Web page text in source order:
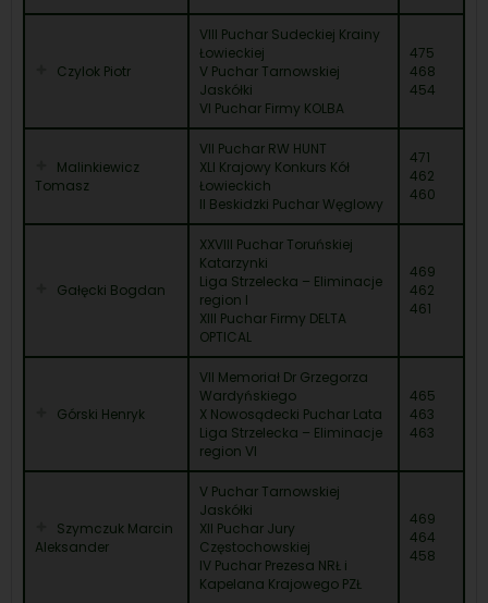
Czylok Piotr
VIII Puchar Sudeckiej Krainy
Łowieckiej
V Puchar Tarnowskiej
Jaskółki
VI Puchar Firmy KOLBA
475
468
454
Malinkiewicz
Tomasz
VII Puchar RW HUNT
XLI Krajowy Konkurs Kół
Łowieckich
II Beskidzki Puchar Węglowy
471
462
460
Gałęcki Bogdan
XXVIII Puchar Toruńskiej
Katarzynki
Liga Strzelecka – Eliminacje
region I
XIII Puchar Firmy DELTA
OPTICAL
469
462
461
Górski Henryk
VII Memoriał Dr Grzegorza
Wardyńskiego
X Nowosądecki Puchar Lata
Liga Strzelecka – Eliminacje
region VI
465
463
463
Szymczuk Marcin
Aleksander
V Puchar Tarnowskiej
Jaskółki
XII Puchar Jury
Częstochowskiej
IV Puchar Prezesa NRŁ i
Kapelana Krajowego PZŁ
469
464
458